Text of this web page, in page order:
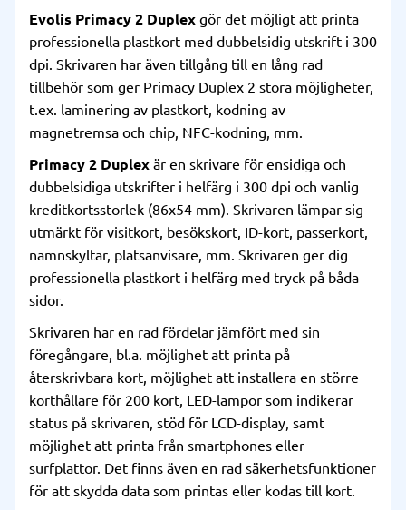
Evolis Primacy 2 Duplex gör det möjligt att printa
professionella plastkort med dubbelsidig utskrift i 300
dpi. Skrivaren har även tillgång till en lång rad
tillbehör som ger Primacy Duplex 2 stora möjligheter,
t.ex. laminering av plastkort, kodning av
magnetremsa och chip, NFC-kodning, mm.
Primacy 2 Duplex är en skrivare för ensidiga och
dubbelsidiga utskrifter i helfärg i 300 dpi och vanlig
kreditkortsstorlek (86x54 mm). Skrivaren lämpar sig
utmärkt för visitkort, besökskort, ID-kort, passerkort,
namnskyltar, platsanvisare, mm. Skrivaren ger dig
professionella plastkort i helfärg med tryck på båda
sidor.
Skrivaren har en rad fördelar jämfört med sin
föregångare, bl.a. möjlighet att printa på
återskrivbara kort, möjlighet att installera en större
korthållare för 200 kort, LED-lampor som indikerar
status på skrivaren, stöd för LCD-display, samt
möjlighet att printa från smartphones eller
surfplattor. Det finns även en rad säkerhetsfunktioner
för att skydda data som printas eller kodas till kort.